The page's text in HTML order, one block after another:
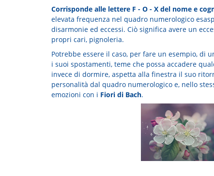
Corrisponde alle lettere F - O - X del nome e
elevata frequenza nel quadro numerologico
disarmonie ed eccessi. Ciò significa avere un
propri cari, pignoleria.
Potrebbe essere il caso, per fare un esempio,
i suoi spostamenti, teme che possa accadere
invece di dormire, aspetta alla finestra il suo
personalità dal quadro numerologico e, nello
emozioni con i Fiori di Bach.